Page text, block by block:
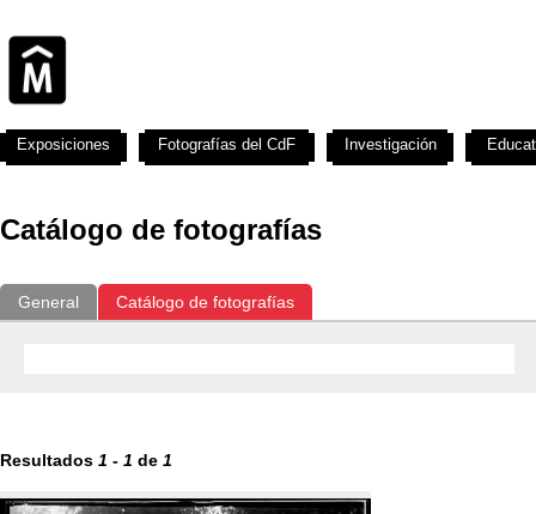
Catálogo de fotografías
General Catálogo de fotografías
Resultados 1 - 1 de 1
Exposiciones Fotografías del CdF Investigación